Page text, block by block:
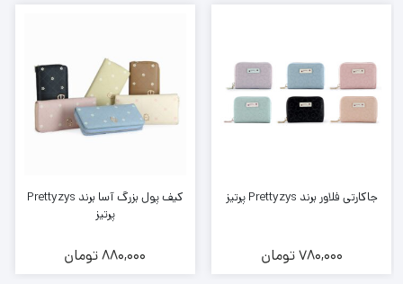
جاکارتی فلاور برند Prettyzys پرتیز
780,000تومان
کیف پول بزرگ آسا برند Prettyzys
پرتیز
880,000تومان